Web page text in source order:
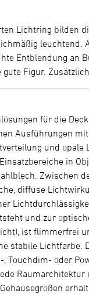
Lichtring bilden
Entblendung an
Figur.
für die
Ausführungen
und
in
Zwischen
diffuse
und zur
ist flimmerfrei
stabile
Touchdim- oder